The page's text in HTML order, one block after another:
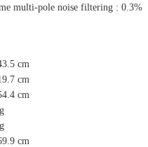
multi-pole noise filtering : 0.3%
cm
cm
cm
cm